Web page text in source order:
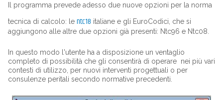
Il programma prevede adesso due nuove opzioni per la norma
tecnica di calcolo: le ntc18 italiane e gli EuroCodici, che si
aggiungono alle altre due opzioni già presenti: Ntc96 e Ntc08.
In questo modo l'utente ha a disposizione un ventaglio
completo di possibilità che gli consentirà di operare nei più vari
contesti di utilizzo, per nuovi interventi progettuali o per
consulenze peritali secondo normative precedenti.